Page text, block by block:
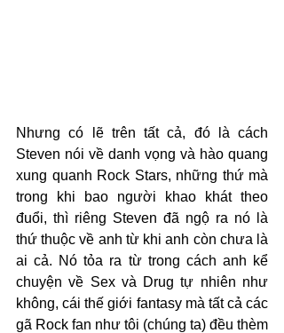
Nhưng có lẽ trên tất cả, đó là cách
Steven nói về danh vọng và hào quang
xung quanh Rock Stars, những thứ mà
trong khi bao người khao khát theo
đuổi, thì riêng Steven đã ngộ ra nó là
thứ thuộc về anh từ khi anh còn chưa là
ai cả. Nó tỏa ra từ trong cách anh kể
chuyện về Sex và Drug tự nhiên như
không, cái thế giới fantasy mà tất cả các
gã Rock fan như tôi (chúng ta) đều thèm